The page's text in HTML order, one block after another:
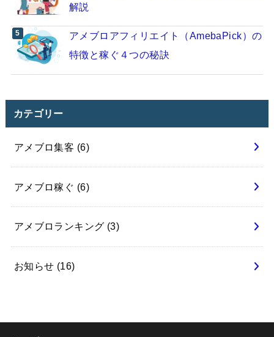
解説
アメブロアフィリエイト（AmebaPick）の
特徴と稼ぐ４つの秘訣
カテゴリー
アメブロ集客 (6)
アメブロ稼ぐ (6)
アメブロランキング (3)
お知らせ (16)